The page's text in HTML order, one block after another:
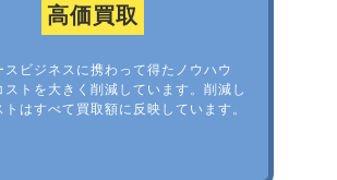
高価買取
スビジネスに携わって得たノウハウ
ストを大きく削減しています。削減し
トはすべて買取額に反映しています。